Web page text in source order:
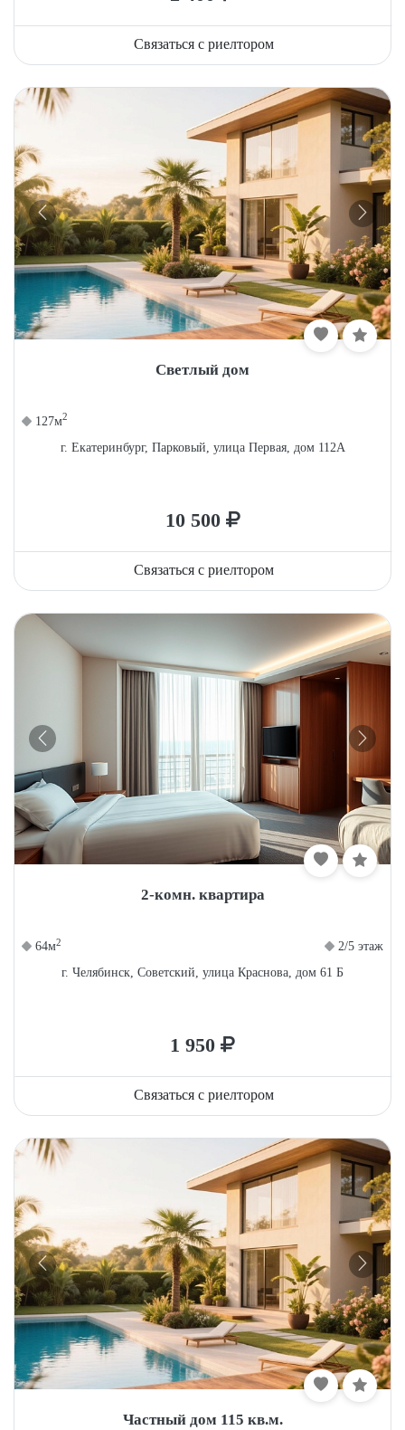
Связаться с риелтором
Светлый дом
127м2
г. Екатеринбург, Парковый, улица Первая, дом 112А
10 500
Связаться с риелтором
2-комн. квартира
64м2
2/5 этаж
г. Челябинск, Советский, улица Краснова, дом 61 Б
1 950
Связаться с риелтором
Частный дом 115 кв.м.